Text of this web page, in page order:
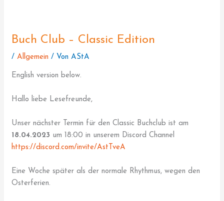
Buch Club – Classic Edition
/Allgemein / VonAStA
English version below.
Hallo liebe Lesefreunde,
Unser nächster Termin für den Classic Buchclub ist am
18.04.2023 um 18:00 in unserem Discord Channel
https://discord.com/invite/AstTveA
Eine Woche später als der normale Rhythmus, wegen den
Osterferien.